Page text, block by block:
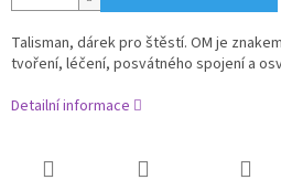
Talisman, dárek pro štěstí. OM je
tvoření, léčení, posvátného spojení a
Detailní informace